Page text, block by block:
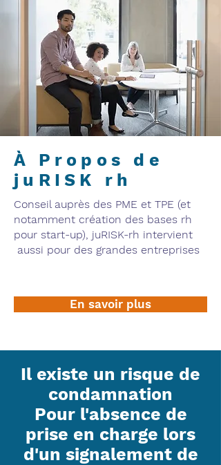
À Propos de
juRISK rh
Conseil auprès des PME et TPE (et
notamment création des bases rh
pour start-up), juRISK-rh intervient
aussi pour des grandes entreprises
En savoir plus
Il existe un risque de
condamnation
Pour l'absence de
prise en charge lors
d'un signalement de